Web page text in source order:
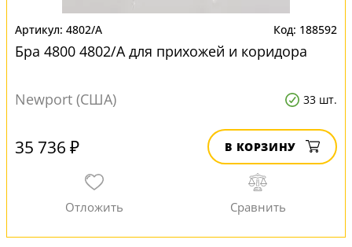
4802/A 188592
Бра 4800 4802/A для прихожей и коридора
Newport (США) 33 шт.
35 736 ₽ В КОРЗИНУ